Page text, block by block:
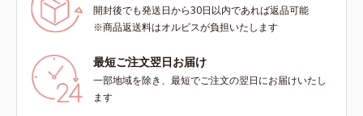
開封後でも発送日から30日以内であれば返品可能
※商品返送料はオルビスが負担いたします
最短ご注文翌日お届け
一部地域を除き、最短でご注文の翌日にお届けいたし
ます